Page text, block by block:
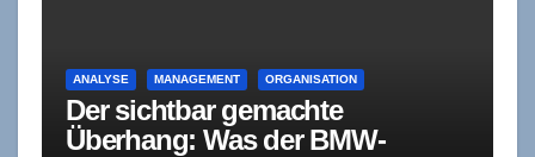
ANALYSE MANAGEMENT ORGANISATION
Der sichtbar gemachte
Überhang: Was der BMW-